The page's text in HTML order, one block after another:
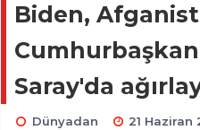
Biden,
Saray'da
Dünyadan 21 Haziran